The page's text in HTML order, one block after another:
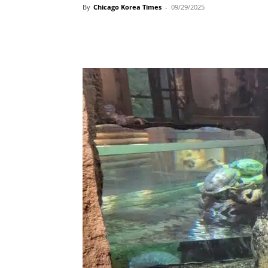
By Chicago Korea Times - 09/29/2025